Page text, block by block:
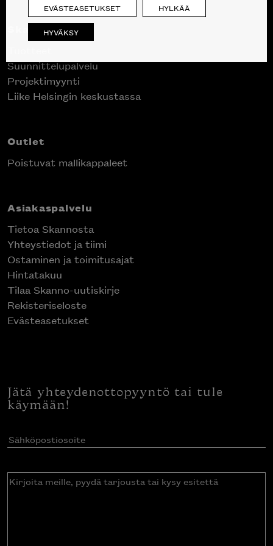
Skanno
Suunnittelupalvelu
Projektimyynti
Liike Helsingin keskustassa
Outlet
Poistuvat mallikappaleet
Asiakaspalvelu
Tietoa Skannosta
Yhteystiedot ja tiimi
Ostaminen ja toimitusajat
Hintatakuu
Tilaa Skanno-uutiskirje
Rekisteriseloste
Evästeasetukset
Jätä yhteydenottopyyntö tai tule
käymään!
Sähköpostiosoite(Pakollinen)
Kirjoita
EVÄSTEASETUKSET HYLKÄÄ
HYVÄKSY